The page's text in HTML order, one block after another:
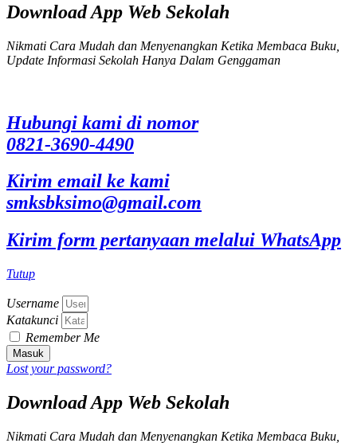
Download App Web Sekolah
Nikmati Cara Mudah dan Menyenangkan Ketika Membaca Buku,
Update Informasi Sekolah Hanya Dalam Genggaman
Hubungi kami di nomor
0821-3690-4490
Kirim email ke kami
smksbksimo@gmail.com
Kirim form pertanyaan melalui WhatsApp
Tutup
Username
Katakunci
Remember Me
Masuk
Lost your password?
Download App Web Sekolah
Nikmati Cara Mudah dan Menyenangkan Ketika Membaca Buku,